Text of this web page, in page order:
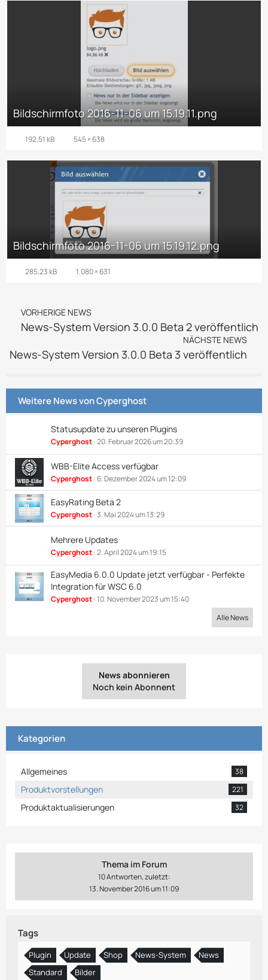
Bildschirmfoto 2016-11-06 um 15.19.11.png
192,51 kB 545 × 638
Bildschirmfoto 2016-11-06 um 15.19.12.png
285,23 kB 1.080 × 631
VORHERIGE NEWS
News-System Version 3.0.0 Beta 2 veröffentlich
NÄCHSTE NEWS
News-System Version 3.0.0 Beta 3 veröffentlich
Weitere News vonCyperghost
Statusupdate zu unseren Plugins
Cyperghost 20. Februar 2026 um 20:39
WBB-Elite Access verfügbar
Cyperghost 6. Dezember 2024 um 12:09
EasyRating Beta 2
Cyperghost 3. Mai 2024 um 13:29
Mehrere Updates
Cyperghost 2. April 2024 um 19:15
EasyMedia 6.0.0 Update jetzt verfügbar - Perfekte
Integration für WSC 6.0
Cyperghost 10. November 2023 um 15:40
Alle News
News abonnieren
Noch kein Abonnent
Kategorien
Allgemeines 38
Produktvorstellungen 221
Produktaktualisierungen 32
Thema im Forum
10 Antworten, zuletzt:
13. November 2016 um 11:09
Tags
Plugin Update Shop News-System
News
Standard
Bilder